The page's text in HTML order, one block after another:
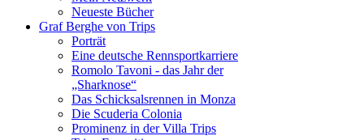
Neueste Bücher
Graf Berghe von Trips
Porträt
Eine deutsche Rennsportkarriere
Romolo Tavoni - das Jahr der
„Sharknose“
Das Schicksalsrennen in Monza
Die Scuderia Colonia
Prominenz in der Villa Trips